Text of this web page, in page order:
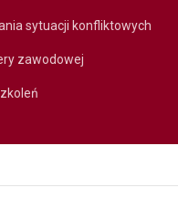
sytuacji konfliktowych
zawodowej